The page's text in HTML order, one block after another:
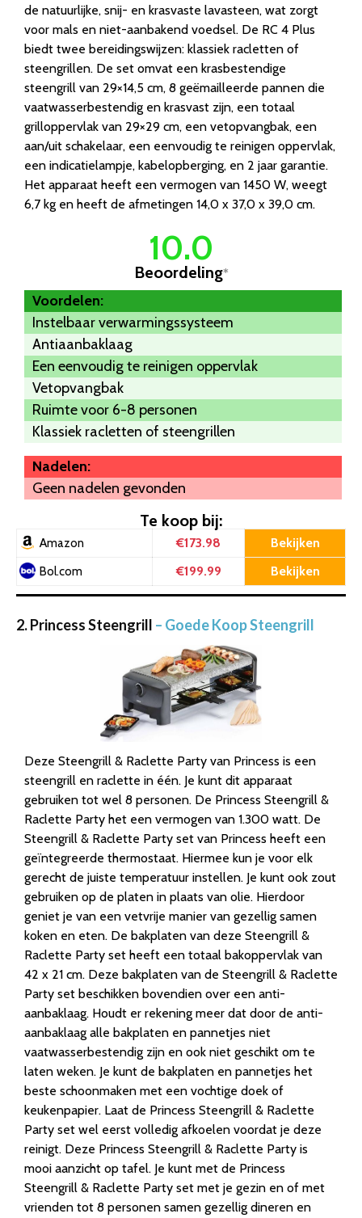
de natuurlijke, snij- en krasvaste lavasteen, wat zorgt
voor mals en niet-aanbakend voedsel. De RC 4 Plus
biedt twee bereidingswijzen: klassiek racletten of
steengrillen. De set omvat een krasbestendige
steengrill van 29×14,5 cm, 8 geëmailleerde pannen die
vaatwasserbestendig en krasvast zijn, een totaal
grilloppervlak van 29×29 cm, een vetopvangbak, een
aan/uit schakelaar, een eenvoudig te reinigen oppervlak,
een indicatielampje, kabelopberging, en 2 jaar garantie.
Het apparaat heeft een vermogen van 1450 W, weegt
6,7 kg en heeft de afmetingen 14,0 x 37,0 x 39,0 cm.
10.0
Beoordeling*
Voordelen:
Instelbaar verwarmingssysteem
Antiaanbaklaag
Een eenvoudig te reinigen oppervlak
Vetopvangbak
Ruimte voor 6-8 personen
Klassiek racletten of steengrillen
Nadelen:
Geen nadelen gevonden
Te koop bij:
Amazon €173.98 Bekijken
Bol.com €199.99 Bekijken
2. Princess Steengrill – Goede Koop Steengrill
Deze Steengrill & Raclette Party van Princess is een
steengrill en raclette in één. Je kunt dit apparaat
gebruiken tot wel 8 personen. De Princess Steengrill &
Raclette Party het een vermogen van 1.300 watt. De
Steengrill & Raclette Party set van Princess heeft een
geïntegreerde thermostaat. Hiermee kun je voor elk
gerecht de juiste temperatuur instellen. Je kunt ook zout
gebruiken op de platen in plaats van olie. Hierdoor
geniet je van een vetvrije manier van gezellig samen
koken en eten. De bakplaten van deze Steengrill &
Raclette Party set heeft een totaal bakoppervlak van
42 x 21 cm. Deze bakplaten van de Steengrill & Raclette
Party set beschikken bovendien over een anti-
aanbaklaag. Houdt er rekening meer dat door de anti-
aanbaklaag alle bakplaten en pannetjes niet
vaatwasserbestendig zijn en ook niet geschikt om te
laten weken. Je kunt de bakplaten en pannetjes het
beste schoonmaken met een vochtige doek of
keukenpapier. Laat de Princess Steengrill & Raclette
Party set wel eerst volledig afkoelen voordat je deze
reinigt. Deze Princess Steengrill & Raclette Party is
mooi aanzicht op tafel. Je kunt met de Princess
Steengrill & Raclette Party set met je gezin en of met
vrienden tot 8 personen samen gezellig dineren en